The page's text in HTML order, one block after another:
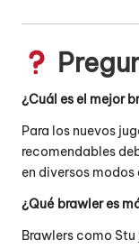
¿Cuál es el mejor
Para los nuevos
recomendables
en diversos modos
¿Qué brawler es
Brawlers como